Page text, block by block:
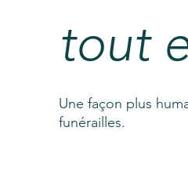
AssistGPT
Nos services en
tout
Une façon plus
funérailles.